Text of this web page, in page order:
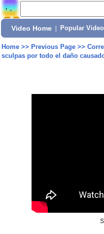
Video Home Popular
Home>> Previous Page>>
sculpas por todo el daño